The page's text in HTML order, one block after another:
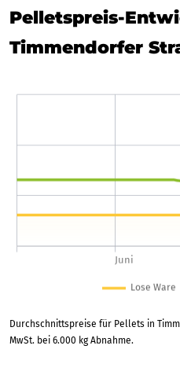
Pelletspreis-
Timmendorfer
Durchschnittspreise für Pellets in
MwSt. bei 6.000 kg Abnahme.